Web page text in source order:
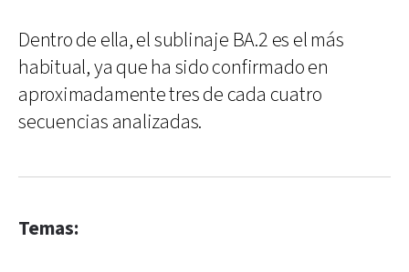
Dentro de ella, el sublinaje BA.2 es el más
habitual, ya que ha sido confirmado en
aproximadamente tres de cada cuatro
secuencias analizadas.
Temas: